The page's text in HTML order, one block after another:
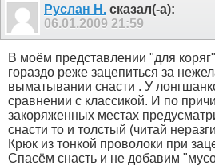
Руслан Н. сказал(-а):
06.01.2009 21:59
В моём представлении "для
гораздо реже зацепиться за
выматывании снасти . У
сравнении с классикой. И по
закоряженных местах
снасти то и толстый (читай
Крюк из тонкой проволоки при
Спасём снасть и не добавим